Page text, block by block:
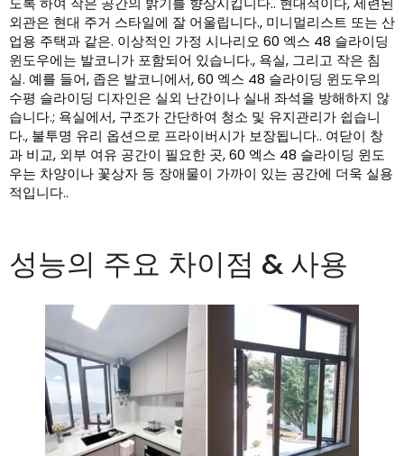
외관은 현대 주거 스타일에 잘 어울립니다., 미니멀리스트 또는 산
업용 주택과 같은. 이상적인 가정 시나리오 60 엑스 48 슬라이딩
윈도우에는 발코니가 포함되어 있습니다., 욕실, 그리고 작은 침
실. 예를 들어, 좁은 발코니에서, 60 엑스 48 슬라이딩 윈도우의
수평 슬라이딩 디자인은 실외 난간이나 실내 좌석을 방해하지 않
습니다.; 욕실에서, 구조가 간단하여 청소 및 유지관리가 쉽습니
다., 불투명 유리 옵션으로 프라이버시가 보장됩니다.. 여닫이 창
과 비교, 외부 여유 공간이 필요한 곳, 60 엑스 48 슬라이딩 윈도
우는 차양이나 꽃상자 등 장애물이 가까이 있는 공간에 더욱 실용
적입니다..
성능의 주요 차이점 & 사용